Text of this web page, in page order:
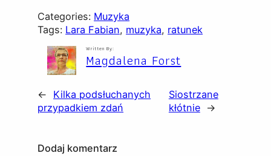
Categories: Muzyka
Tags: Lara Fabian, muzyka, ratunek
Written By:
Magdalena Forst
←
Kilka podsłuchanych
przypadkiem zdań
Siostrzane
kłótnie
→
Dodaj komentarz